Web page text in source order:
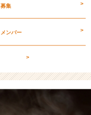
募集 >
メンバー >
>